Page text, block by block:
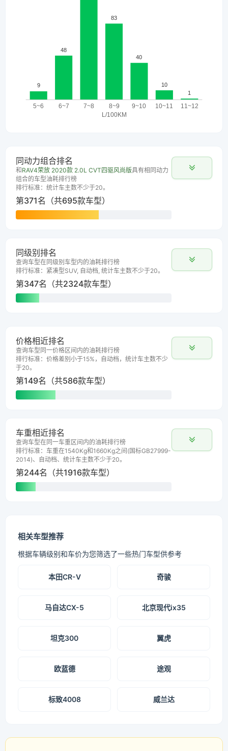
同动力组合排名
和 RAV4荣放 2020款 2.0L CVT四驱风尚版具有相同动力
组合的车型油耗排行榜
排行标准：统计车主数不少于20。
第371名（共695款车型）
同级别排名
查询车型在同级别车型内的油耗排行榜
排行标准：紧凑型SUV, 自动档, 统计车主数不少于20。
第347名（共2324款车型）
价格相近排名
查询车型同一价格区间内的油耗排行榜
排行标准：价格差别小于15%，自动档，统计车主数不少
于20。
第149名（共586款车型）
车重相近排名
查询车型在同一车重区间内的油耗排行榜
排行标准：车重在1540Kg和1660Kg之间(国标GB27999-
2014)、自动档、统计车主数不少于20。
第244名（共1916款车型）
相关车型推荐
根据车辆级别和车价为您筛选了一些热门车型供参考
本田CR-V 奇骏
马自达CX-5 北京现代ix35
坦克300 翼虎
欧蓝德 途观
标致4008 威兰达